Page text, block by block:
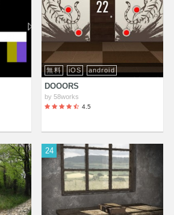
無料 iOS android
DOOORS
by58works
4.5
24